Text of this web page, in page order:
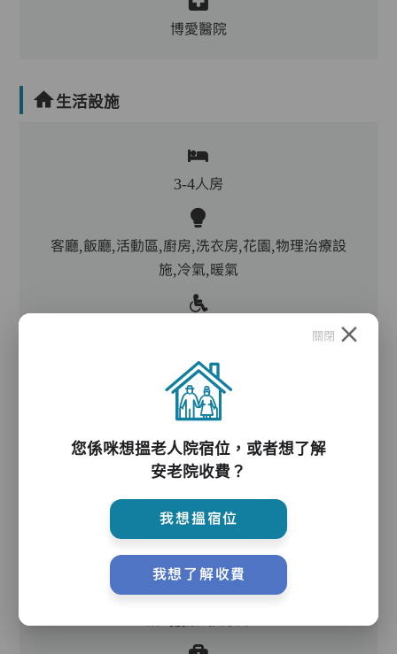
博愛醫院
生活設施
3-4人房
客廳,飯廳,活動區,廚房,洗衣房,花園,物理治療設
施,冷氣,暖氣
電動床,氣墊床,升降機,防滑扶手,助行器/拐杖,輪
主管,助理員,護理員,保健員,護士,物理治療師,職
業治療師,註冊社工,到診醫生,外展牙科
護理評估、執藥、核派藥、量度生命表徵、協助沐
關閉
您係咪想搵老人院宿位，或者想了解
安老院收費？
我想搵宿位
我想了解收費